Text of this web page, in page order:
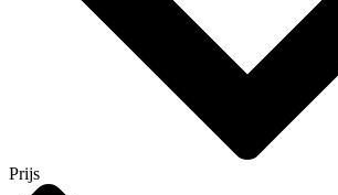
Prijs